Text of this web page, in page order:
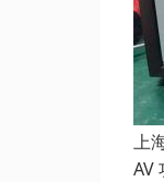
上
AV